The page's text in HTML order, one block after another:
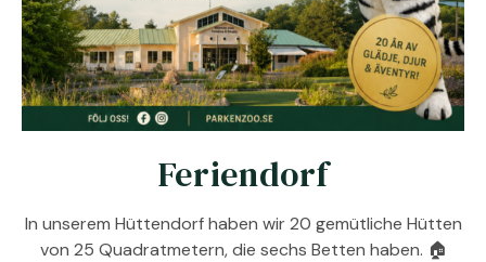
Feriendorf
In unserem Hüttendorf haben wir 20 gemütliche Hütten
von 25 Quadratmetern, die sechs Betten haben. 🏠